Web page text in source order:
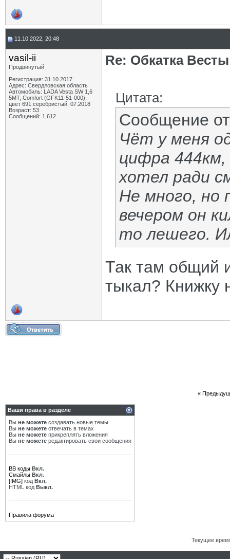
11.10.2022, 20:48
vasil-ii
Продвинутый
Регистрация: 31.10.2017
Адрес: Свердловская область
Автомобиль: LADA Vesta SW 1,6
5МТ, Comfort (GFK11-51-000),
цвет 691 серебристый, 07.2018
Возраст: 53
Сообщений: 1,612
Re: Обкатка Весты
Цитата:
Сообщение
Чёт у меня
цифра
хотел ради
Не много, но
вечером он
то лешего.
Так там общий
тыкал? Книжку
«
Ваши права в разделе
Вы не можете создавать новые темы
Вы не можете отвечать в темах
Вы не можете прикреплять вложения
Вы не можете редактировать свои сообщения
BB коды Вкл.
Смайлы Вкл.
[IMG] код Вкл.
HTML код Выкл.
Правила форума
Текущее